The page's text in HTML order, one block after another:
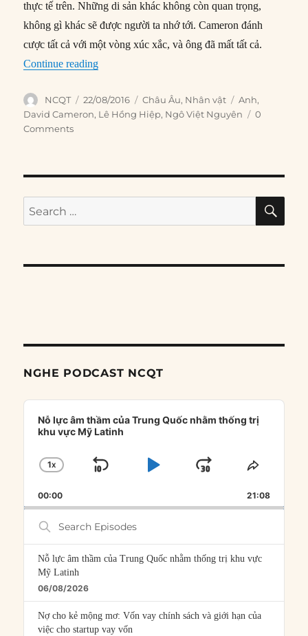
thực tế trên. Những di sản khác không còn quan trọng,
không gì khác sẽ được người ta nhớ tới. Cameron đánh
cược tất cả với một vòng xúc xắc, và ông đã mất tất cả.
Continue reading“David Cameron là một thất bại thảm họa và
Author
NCQT
Posted
on
22/08/2016 Categories
Châu Âu, Nhân vật Tags
Anh,
David Cameron, Lê Hồng Hiệp, Ngô Việt Nguyên
0
Comments
Search
for:
NGHE PODCAST NCQT
Audio
Player
Nỗ lực âm thầm của Trung Quốc nhằm thống trị
khu vực Mỹ Latinh
CHANGE
RATE
1X
SKIP
PLAYJUMP
FORWARD
SHARE
00:00 21:08
Search
Episodes
Nỗ lực âm thầm của Trung Quốc nhằm thống trị khu vực
Mỹ Latinh
06/08/2026
Nợ cho kẻ mộng mơ: Vốn vay chính sách và giới hạn của
việc cho startup vay vốn